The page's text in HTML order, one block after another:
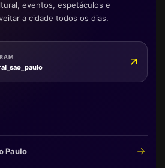
eventos, espetáculos e
a cidade todos os dias.
Paulo